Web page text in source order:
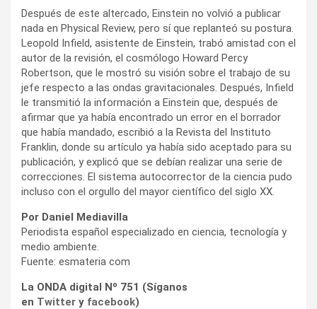
Después de este altercado, Einstein no volvió a publicar
nada en Physical Review, pero sí que replanteó su postura.
Leopold Infield, asistente de Einstein, trabó amistad con el
autor de la revisión, el cosmólogo Howard Percy
Robertson, que le mostró su visión sobre el trabajo de su
jefe respecto a las ondas gravitacionales. Después, Infield
le transmitió la información a Einstein que, después de
afirmar que ya había encontrado un error en el borrador
que había mandado, escribió a la Revista del Instituto
Franklin, donde su artículo ya había sido aceptado para su
publicación, y explicó que se debían realizar una serie de
correcciones. El sistema autocorrector de la ciencia pudo
incluso con el orgullo del mayor científico del siglo XX.
Por Daniel Mediavilla
Periodista español especializado en ciencia, tecnología y
medio ambiente.
Fuente: esmateria com
La ONDA digital Nº 751 (Síganos
en Twitter y facebook)